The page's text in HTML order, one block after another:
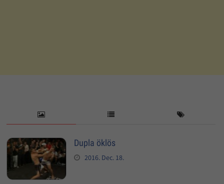
Dupla öklös
2016. Dec. 18.